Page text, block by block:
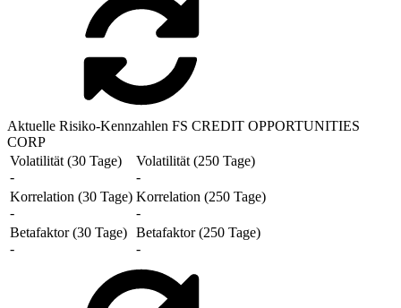
Aktuelle Risiko-Kennzahlen FS CREDIT OPPORTUNITIES
CORP
Volatilität (30 Tage)
-
Volatilität (250 Tage)
-
Korrelation (30 Tage)
-
Korrelation (250 Tage)
-
Betafaktor (30 Tage)
-
Betafaktor (250 Tage)
-